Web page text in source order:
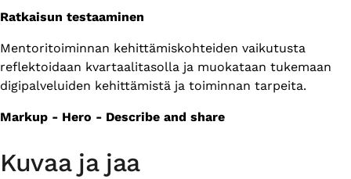
Ratkaisun testaaminen
Mentoritoiminnan kehittämiskohteiden vaikutusta
reflektoidaan kvartaalitasolla ja muokataan tukemaan
digipalveluiden kehittämistä ja toiminnan tarpeita.
Markup - Hero - Describe and share
Kuvaa ja jaa